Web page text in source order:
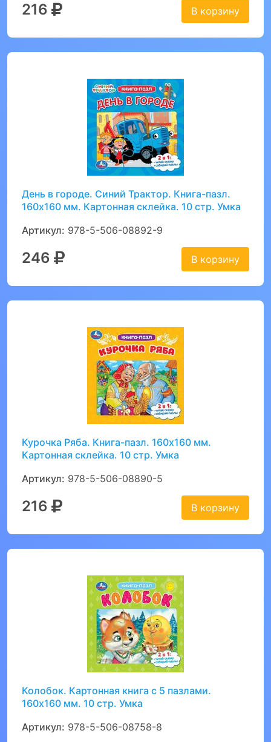
216 В корзину
День в городе. Синий Трактор. Книга-пазл.
160х160 мм. Картонная склейка. 10 стр. Умка
Артикул: 978-5-506-08892-9
246 В корзину
Курочка Ряба. Книга-пазл. 160х160 мм.
Картонная склейка. 10 стр. Умка
Артикул: 978-5-506-08890-5
216 В корзину
Колобок. Картонная книга с 5 пазлами.
160х160 мм. 10 стр. Умка
Артикул: 978-5-506-08758-8